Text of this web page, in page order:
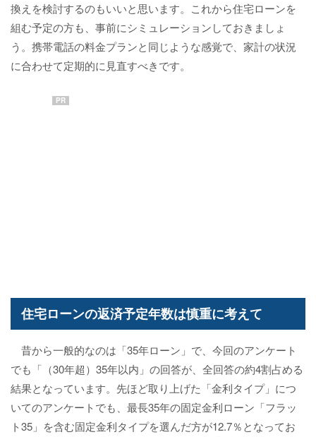
換えを検討するのもいいと思います。これから住宅ローンを
組む予定の方も、事前にシミュレーションしておきましょ
う。携帯電話の料金プランと同じような感覚で、家計の状況
に合わせて定期的に見直すべきです。
PR
住宅ローンの返済予定年数は慎重に考えて
昔から一般的なのは「35年ローン」で、今回のアンケート
でも「（30年超）35年以内」の回答が、全回答の約4割占める
結果となっています。先ほど取り上げた「金利タイプ」につ
いてのアンケートでも、最長35年の固定金利ローン「フラッ
ト35」を含む固定金利タイプを選んだ方が12.7％となってお